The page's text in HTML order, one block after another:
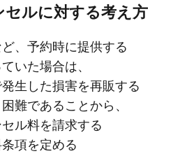
セルに​​対する​​考え方
、​​予約時に​​提供する​​
いた​​場合は、​​
生した​​損害を​​再販する​​
難である​​ことから、​​
ル料を​​請求する​​
項を​​定める​​